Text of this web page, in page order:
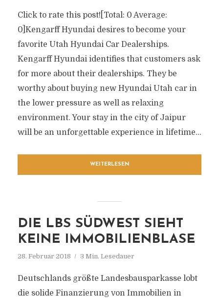
Click to rate this post![Total: 0 Average:
0]Kengarff Hyundai desires to become your
favorite Utah Hyundai Car Dealerships.
Kengarff Hyundai identifies that customers ask
for more about their dealerships. They be
worthy about buying new Hyundai Utah car in
the lower pressure as well as relaxing
environment. Your stay in the city of Jaipur
will be an unforgettable experience in lifetime...
WEITERLESEN
DIE LBS SÜDWEST SIEHT
KEINE IMMOBILIENBLASE
28. Februar 2018 3 Min. Lesedauer
Deutschlands größte Landesbausparkasse lobt
die solide Finanzierung von Immobilien in